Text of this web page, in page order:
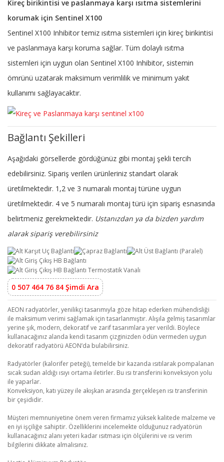
Kireç birikintisi ve paslanmaya karşı ısıtma sistemlerini
korumak için Sentinel X100
Sentinel X100 Inhibitor temiz ısıtma sistemleri için kireç birikintisi
ve paslanmaya karşı koruma sağlar. Tüm dolaylı ısıtma
sistemleri için uygun olan Sentinel X100 Inhibitor, sistemin
ömrünü uzatarak maksimum verimlilik ve minimum yakıt
kullanımı sağlayacaktır.
Bağlantı Şekilleri
Aşağıdaki görsellerde gördüğünüz gibi montaj şekli tercih
edebilirsiniz. Sipariş verilen ürünleriniz standart olarak
üretilmektedir. 1,2 ve 3 numaralı montaj türüne uygun
üretilmektedir. 4 ve 5 numaralı montaj türü için sipariş esnasında
belirtmeniz gerekmektedir. Ustanızdan ya da bizden yardım
alarak sipariş verebilirsiniz
0 507 464 76 84 Şimdi Ara
AEON radyatörler, yenilikçi tasarımıyla göze hitap ederken mühendisliği
ile maksimum verimi sağlamak için tasarlanmıştır. Alışıla gelmiş tasarımlar
yerine şık, modern, dekoratif ve zarif tasarımlara yer verildi. Böylece
kullanacağınız alanda kendi tasarım çizginizden ödün vermeden uygun
dekoratif radyatörü AEON’da bulabilirsiniz.
Radyatörler (kalorifer peteği), temelde bir kazanda ısıtılarak pompalanan
sıcak sudan aldığı ısıyı ortama iletirler. Bu ısı transferini konveksiyon yolu
ile yaparlar.
Konveksiyon, katı yüzey ile akışkan arasında gerçekleşen ısı transferinin
bir çeşididir.
Müşteri memnuniyetine önem veren firmamız yüksek kalitede malzeme ve
en iyi işçiliğe sahiptir. Özelliklerini incelemekte olduğunuz radyatörün
kullanacağınız alanı yeteri kadar ısıtması için ölçülerini ve ısı verim
bilgilerini dikkate almalısınız.